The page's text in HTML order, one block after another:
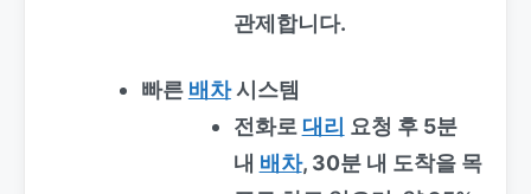
관제합니다.
빠른 배차시스템
전화로 대리 요청 후 5분
내 배차, 30분 내 도착을 목